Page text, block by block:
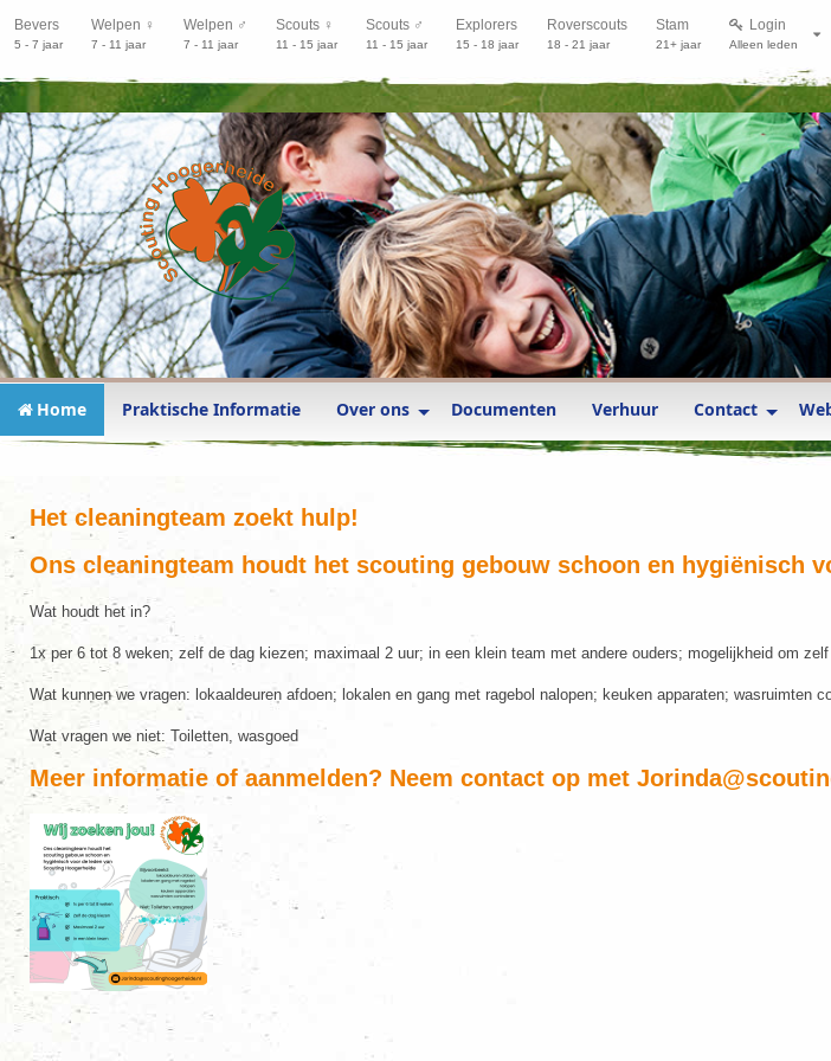
Bevers
5 - 7 jaar
Welpen ♀
7 - 11 jaar
Welpen ♂
7 - 11 jaar
Scouts ♀
11 - 15 jaar
Scouts ♂
11 - 15 jaar
Explorers
15 - 18 jaar
Roverscouts
18 - 21 jaar
Stam
21+ jaar
Login
Alleen leden
Home Praktische Informatie Over ons Documenten Verhuur Contact
Het cleaningteam zoekt hulp!
Ons cleaningteam houdt het scouting gebouw schoon en hygiënisch
Wat houdt het in?
1x per 6 tot 8 weken; zelf de dag kiezen; maximaal 2 uur; in een klein team met andere ouders; mogelijkheid om
Wat kunnen we vragen: lokaaldeuren afdoen; lokalen en gang met ragebol nalopen; keuken apparaten; wasruimten
Wat vragen we niet: Toiletten, wasgoed
Meer informatie of aanmelden? Neem contact op met